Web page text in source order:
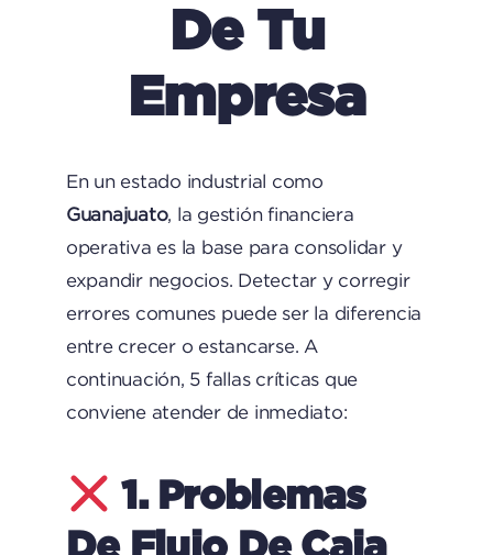
De Tu
Empresa
En un estado industrial como
Guanajuato, la gestión financiera
operativa es la base para consolidar y
expandir negocios. Detectar y corregir
errores comunes puede ser la diferencia
entre crecer o estancarse. A
continuación, 5 fallas críticas que
conviene atender de inmediato:
1. Problemas
De Flujo De Caja